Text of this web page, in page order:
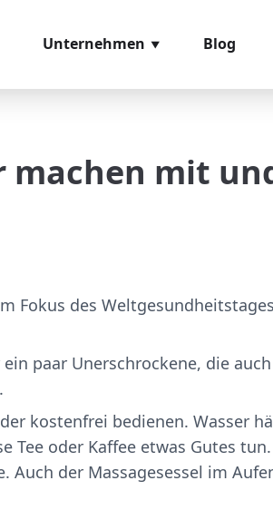
Unternehmen
Glossar
Blog
mit
Fokus des
paar Unerschrockene, die
kostenfrei bedienen. Wasser
oder Kaffee etwas Gutes
Auch der Massagesessel im